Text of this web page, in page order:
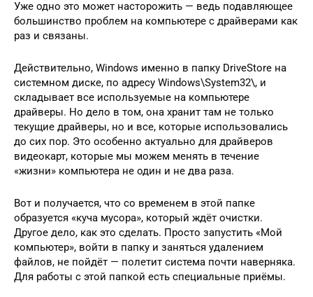
Уже одно это может насторожить — ведь подавляющее
большинство проблем на компьютере с драйверами как
раз и связаны.
Действительно, Windows именно в папку DriveStore на
системном диске, по адресу Windows\System32\, и
складывает все используемые на компьютере
драйверы. Но дело в том, она хранит там не только
текущие драйверы, но и все, которые использовались
до сих пор. Это особенно актуально для драйверов
видеокарт, которые мы можем менять в течение
«жизни» компьютера не один и не два раза.
Вот и получается, что со временем в этой папке
образуется «куча мусора», который ждёт очистки.
Другое дело, как это сделать. Просто запустить «Мой
компьютер», войти в папку и заняться удалением
файлов, не пойдёт — полетит система почти наверняка.
Для работы с этой папкой есть специальные приёмы.